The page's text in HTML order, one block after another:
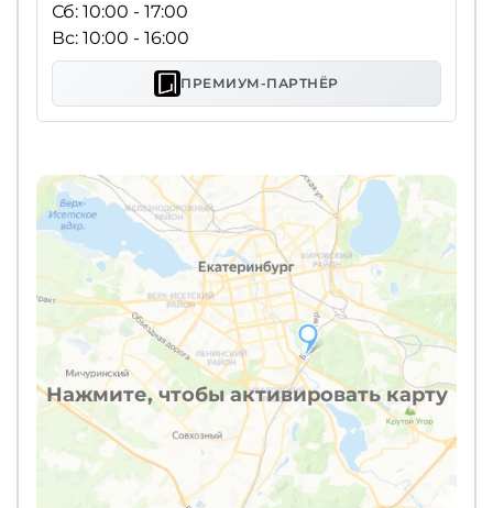
Нажмите, чтобы активировать карту
Сб: 10:00 - 17:00
Вс: 10:00 - 16:00
ПРЕМИУМ-ПАРТНЁР